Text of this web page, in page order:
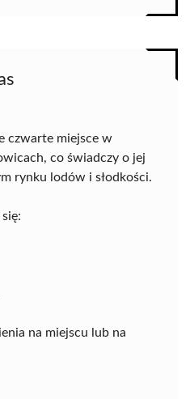
czwarte miejsce w
co świadczy o jej
rynku lodów i słodkości.
na miejscu lub na